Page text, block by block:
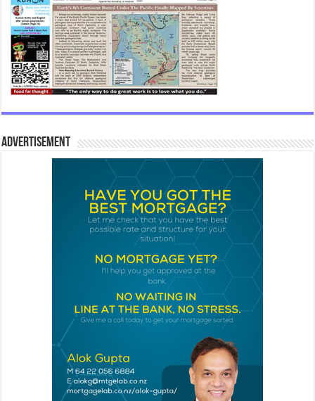
Advertisement